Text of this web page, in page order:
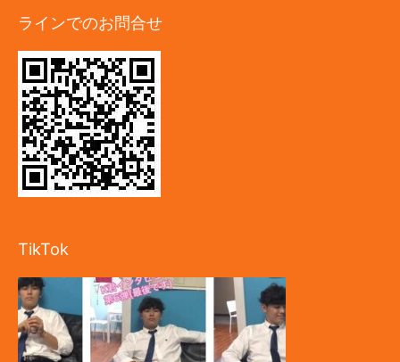
ラインでのお問合せ
TikTok